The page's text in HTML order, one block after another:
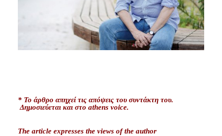
* Το άρθρο απηχεί τις απόψεις του συντάκτη του.
Δημοσιεύεται και στo athens voice.
The article expresses the views of the author